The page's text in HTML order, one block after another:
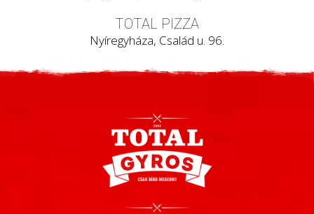
TOTAL PIZZA
Nyíregyháza, Család u. 96.